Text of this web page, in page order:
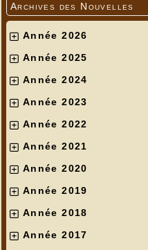
Archives des Nouvelles
Année 2026
Année 2025
Année 2024
Année 2023
Année 2022
Année 2021
Année 2020
Année 2019
Année 2018
Année 2017